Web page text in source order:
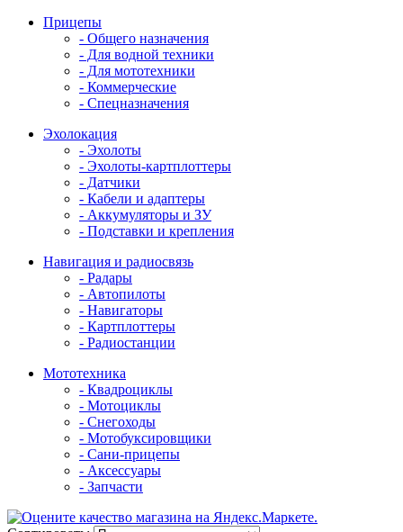
Прицепы
- Общего назначения
- Для водной техники
- Для мототехники
- Коммерческие
- Спецназначения
Эхолокация
- Эхолоты
- Эхолоты-картплоттеры
- Датчики
- Кабели и адаптеры
- Аккумуляторы и ЗУ
- Подставки и крепления
Навигация и радиосвязь
- Радары
- Автопилоты
- Навигаторы
- Картплоттеры
- Радиостанции
Мототехника
- Квадроциклы
- Мотоциклы
- Снегоходы
- Мотобуксировщики
- Сани-прицепы
- Аксессуары
- Запчасти